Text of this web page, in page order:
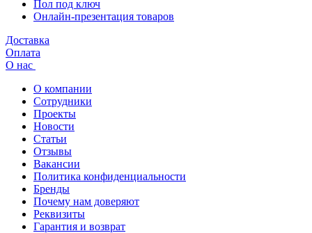
Пол под ключ
Онлайн-презентация товаров
Доставка
Оплата
О нас
О компании
Сотрудники
Проекты
Новости
Статьи
Отзывы
Вакансии
Политика конфиденциальности
Бренды
Почему нам доверяют
Реквизиты
Гарантия и возврат